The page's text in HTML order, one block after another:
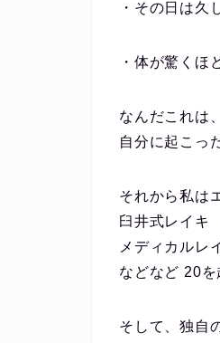
・その日は久
・体が驚くほ
なんだこれは
自分に起こっ
それから私は
臼井式レイキ
メディカルレ
などなど 20を
そして、独自